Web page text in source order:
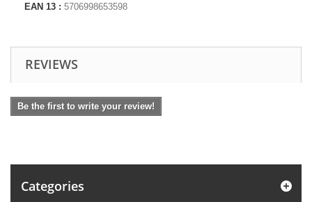
EAN 13 : 5706998653598
REVIEWS
Be the first to write your review!
Categories